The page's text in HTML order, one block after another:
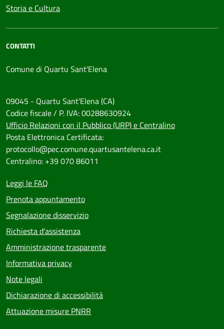
Storia e Cultura
CONTATTI
Comune di Quartu Sant'Elena
09045 - Quartu Sant'Elena (CA)
Codice fiscale / P. IVA: 00288630924
Ufficio Relazioni con il Pubblico (URP) e Centralino
Posta Elettronica Certificata:
protocollo@pec.comune.quartusantelena.ca.it
Centralino: +39 070 86011
Leggi le FAQ
Prenota appuntamento
Segnalazione disservizio
Richiesta d'assistenza
Amministrazione trasparente
Informativa privacy
Note legali
Dichiarazione di accessibilità
Attuazione misure PNRR